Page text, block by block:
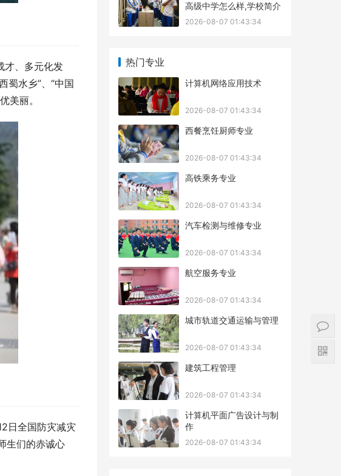
才、多元化发
蜀水乡”、“中国
美丽。
日全国防灾减灾
生们的赤诚心
高级中学怎么样,学校简介
2026-08-07 01:43:34
热门专业
计算机网络应用技术
2026-08-07 01:43:34
西餐烹饪厨师专业
2026-08-07 01:43:34
高铁乘务专业
2026-08-07 01:43:34
汽车检测与维修专业
2026-08-07 01:43:34
航空服务专业
2026-08-07 01:43:34
城市轨道交通运输与管理
2026-08-07 01:43:34
建筑工程管理
2026-08-07 01:43:34
计算机平面广告设计与制
作
2026-08-07 01:43:34